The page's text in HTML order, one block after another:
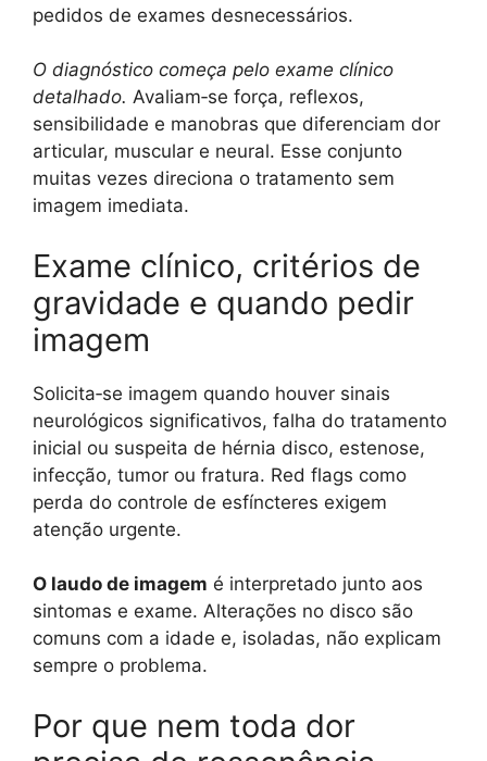
pedidos de exames desnecessários.
O diagnóstico começa pelo exame clínico
detalhado. Avaliam‑se força, reflexos,
sensibilidade e manobras que diferenciam dor
articular, muscular e neural. Esse conjunto
muitas vezes direciona o tratamento sem
imagem imediata.
Exame clínico, critérios de
gravidade e quando pedir
imagem
Solicita‑se imagem quando houver sinais
neurológicos significativos, falha do tratamento
inicial ou suspeita de hérnia disco, estenose,
infecção, tumor ou fratura. Red flags como
perda do controle de esfíncteres exigem
atenção urgente.
O laudo de imagem é interpretado junto aos
sintomas e exame. Alterações no disco são
comuns com a idade e, isoladas, não explicam
sempre o problema.
Por que nem toda dor